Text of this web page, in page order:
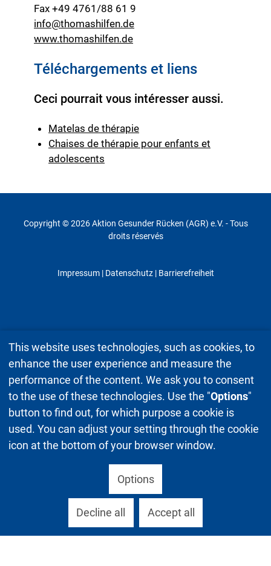
Fax +49 4761/88 61 9
info@thomashilfen.de
www.thomashilfen.de
Téléchargements et liens
Ceci pourrait vous intéresser aussi.
Matelas de thérapie
Chaises de thérapie pour enfants et
adolescents
Copyright © 2026 Aktion Gesunder Rücken (AGR) e.V. - Tous
droits réservés
Impressum| Datenschutz| Barrierefreiheit
This website uses technologies, such as cookies, to
enhance the user experience and measure the
performance of the content. We ask you to consent
to the use of these technologies. Use the "Options"
button to find out, for which purpose a cookie is
used. You can adjust your setting through the cookie
icon at the bottom of your browser window.
Options
Decline all Accept all